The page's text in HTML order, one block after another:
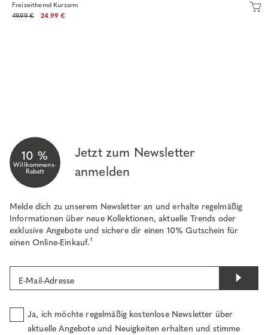
Freizeithemd Kurzarm
49.99 €
24.99 €
10 %
Willkommens-
Rabatt
Jetzt zum Newsletter
anmelden
Melde dich zu unserem Newsletter an und erhalte regelmäßig
Informationen über neue Kollektionen, aktuelle Trends oder
exklusive Angebote und sichere dir einen 10% Gutschein für
einen Online-Einkauf.¹
E-Mail-Adresse
Ja, ich möchte regelmäßig kostenlose Newsletter über
aktuelle Angebote und Neuigkeiten erhalten und stimme